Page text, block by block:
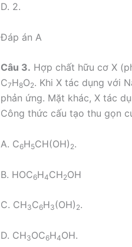
D. 2.
Đáp án A
Câu 3. Hợp chất hữu cơ X
C7H8O2. Khi X tác dụng với
phản ứng. Mặt khác, X tác
Công thức cấu tạo thu gọn
A. C6H5CH(OH) 2.
B. HOC6H4CH2OH
C. CH3C6H3(OH) 2.
D. CH3OC6H4OH.